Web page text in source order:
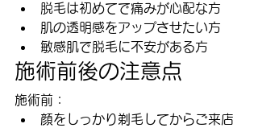
脱毛は初めてで痛みが心配な方
肌の透明感をアップさせたい方
敏感肌で脱毛に不安がある方
施術前後の注意点
施術前：
顔をしっかり剃毛してからご来店